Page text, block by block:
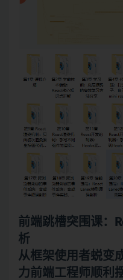
前端跳槽突围课：
析
从框架使用者蜕变
力前端工程师顺利